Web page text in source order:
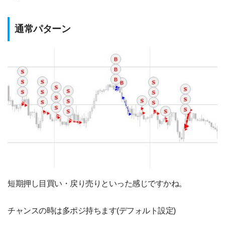
通常パターン
短期押し目買い・戻り売りといった感じですかね。
チャンスの時は多ポジ持ちます(デフォルト設定)